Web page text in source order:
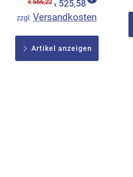
€ 566,22 € 525,58
zzgl. Versandkosten
Artikel anzeigen